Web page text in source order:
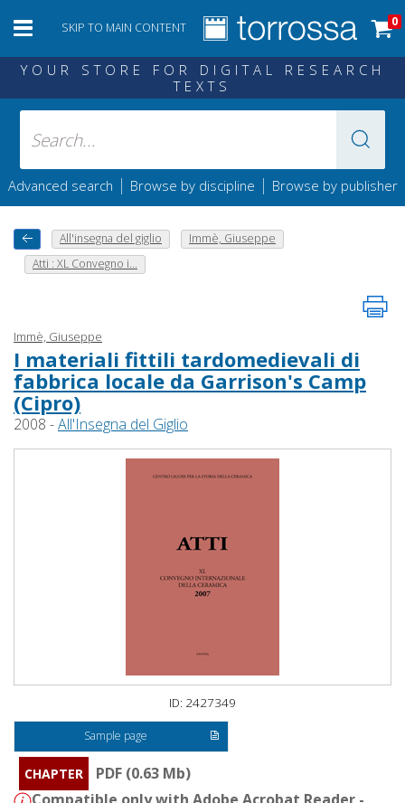
SKIP TO MAIN CONTENT 0
YOUR STORE FOR DIGITAL RESEARCH
TEXTS
Advanced search | Browse by discipline | Browse by publisher
All'insegna del giglio
Immè, Giuseppe
Atti : XL Convegno i...
Immè, Giuseppe
I materiali fittili tardomedievali di
fabbrica locale da Garrison's Camp
(Cipro)
2008 -All'Insegna del Giglio
ID: 2427349
Sample page
CHAPTER
PDF (0.63 Mb)